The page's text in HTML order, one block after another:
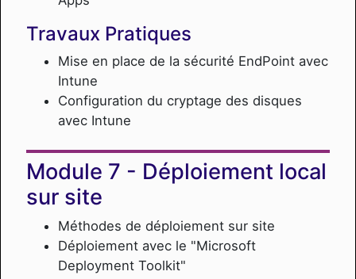
Travaux Pratiques
Mise en place de la sécurité EndPoint avec
Intune
Configuration du cryptage des disques
avec Intune
Déploiement local
sur site
Méthodes de déploiement sur site
Déploiement avec le "Microsoft
Deployment Toolkit"